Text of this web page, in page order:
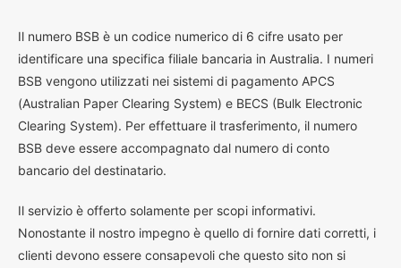
Il numero BSB è un codice numerico di 6 cifre usato per
identificare una specifica filiale bancaria in Australia. I numeri
BSB vengono utilizzati nei sistemi di pagamento APCS
(Australian Paper Clearing System) e BECS (Bulk Electronic
Clearing System). Per effettuare il trasferimento, il numero
BSB deve essere accompagnato dal numero di conto
bancario del destinatario.
Il servizio è offerto solamente per scopi informativi.
Nonostante il nostro impegno è quello di fornire dati corretti, i
clienti devono essere consapevoli che questo sito non si